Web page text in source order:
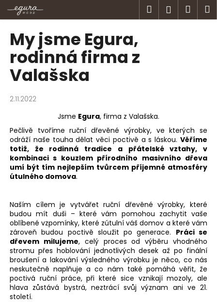
Přejít
na
obsah
Hledat
My jsme Egura,
rodinná firma z
Valašska
2.11.2022
Jsme Egura, firma z Valašska.
Pečlivě tvoříme ruční dřevěné výrobky, ve kterých se
odráží naše touha dělat věci poctivě a s láskou. Věříme
totiž, že rodinná tradice a přátelské vztahy, v
kombinaci s kouzlem přírodního masivního dřeva
umí být tím nejlepším tvůrcem příjemné atmosféry
útulného domova.
Naším cílem je vytvářet ruční dřevěné výrobky, které
budou mít duši – které vám pomohou zachytit vaše
oblíbené vzpomínky, které zútulní váš domov a které vám
zároveň budou poctivě sloužit po generace. Práci se
dřevem milujeme, celý proces od výběru vhodného
stromu přes hoblování jednotlivých desek až po finální
broušení a lakování výsledného výrobku je něco, co nás
neskutečně naplňuje a co nám také pomáhá věřit, že
poctivá ruční práce, při které sice vznikají mozoly, ale
hlava zůstává bystrá, neztrácí svůj význam ani ve 21.
století.
o
C
o
p
t
e
b
u
j
e
e
n
a
j
í
t
?